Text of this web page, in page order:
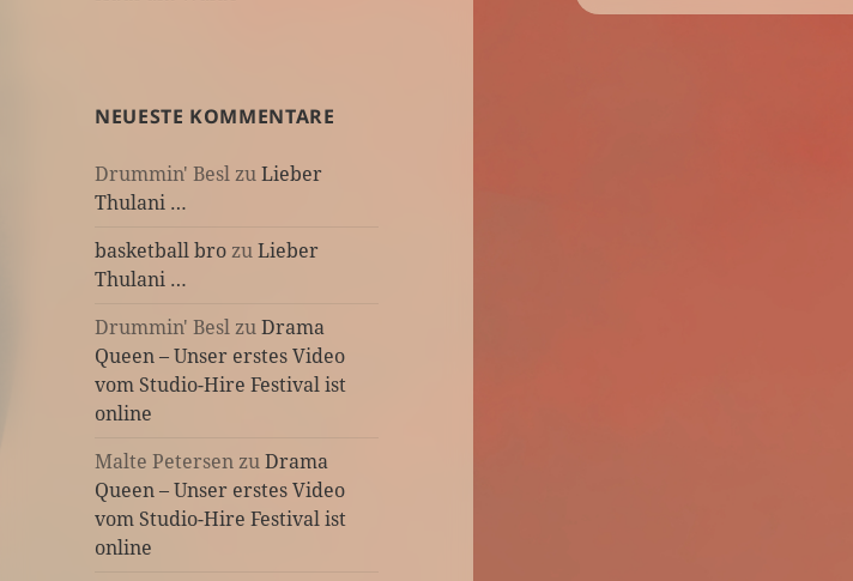
NEUESTE KOMMENTARE
Drummin' BeslzuLieber
Thulani …
basketball brozuLieber
Thulani …
Drummin' BeslzuDrama
Queen – Unser erstes Video
vom Studio-Hire Festival ist
online
Malte PetersenzuDrama
Queen – Unser erstes Video
vom Studio-Hire Festival ist
online